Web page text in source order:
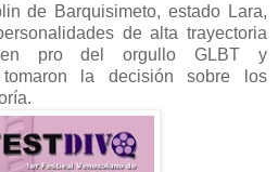
de Barquisimeto, estado Lara,
de alta trayectoria
en pro del orgullo GLBT y
la decisión sobre los